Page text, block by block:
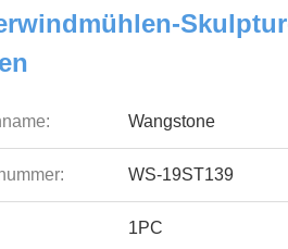
Wangstone
WS-19ST139
1PC